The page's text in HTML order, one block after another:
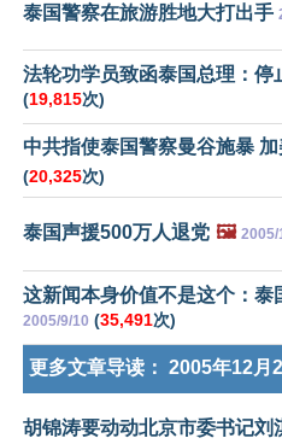
泰国警察在旅游胜地大打出手
法轮功学员致函泰国总理：停
(19,815次)
中共指使泰国警察曼谷施暴
(20,325次)
泰国声援500万人退党 🖼️ 2005/
这新闻本身价值不是这个：泰
2005/9/10 (35,491次)
更多文章导读： 2005年12月
胡锦涛要动动北京市委书记刘